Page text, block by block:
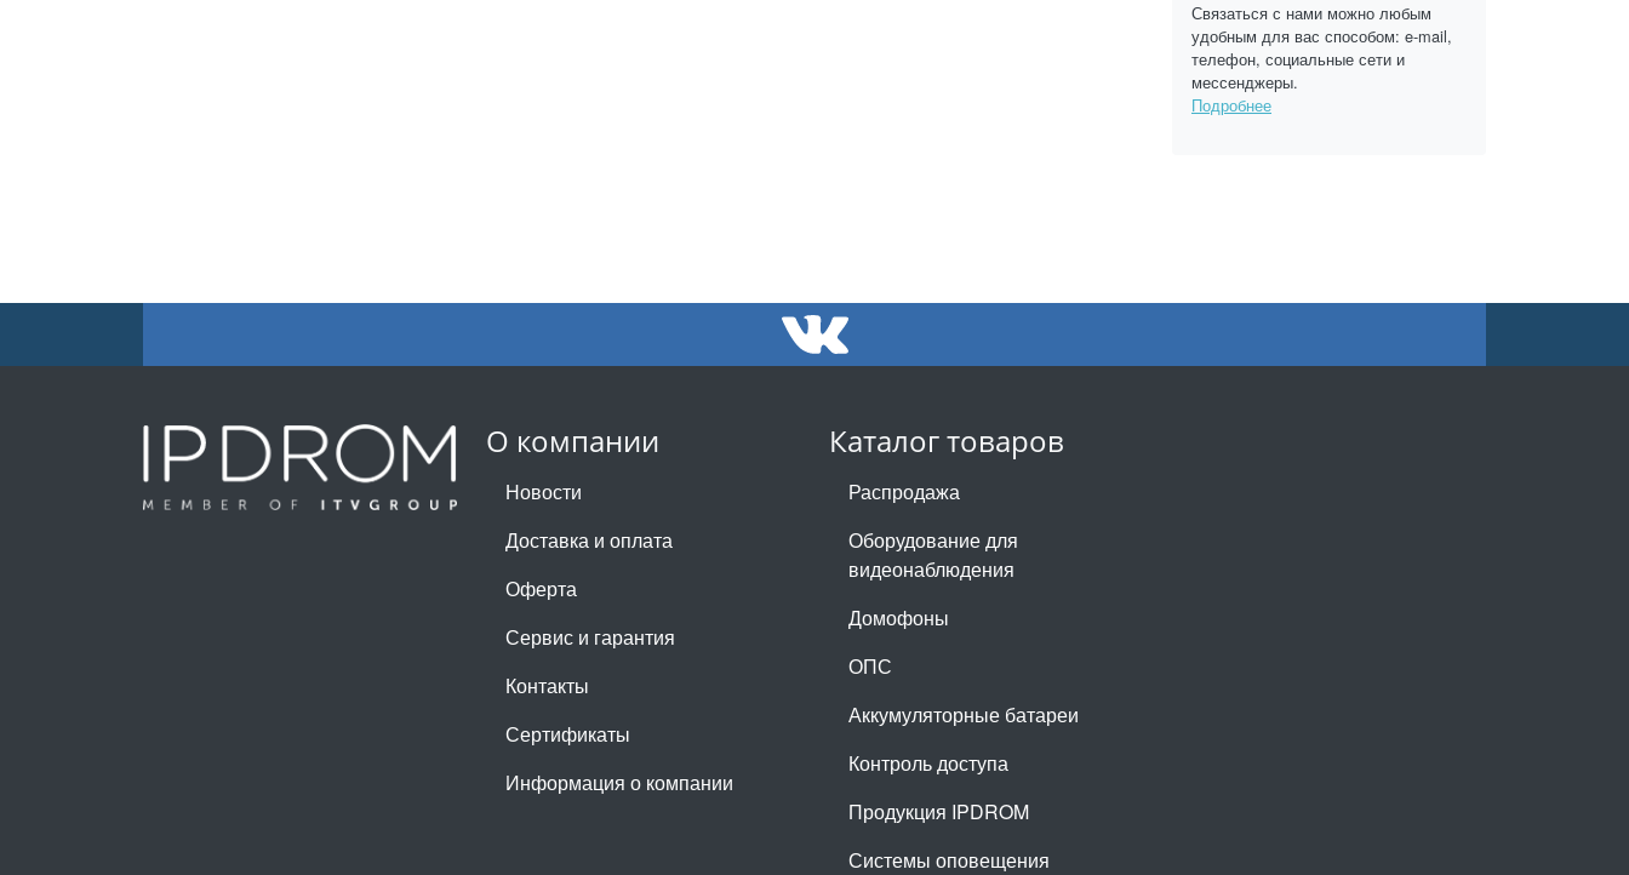
Связаться с нами можно любым
удобным для вас способом: e-mail,
телефон, социальные сети и
мессенджеры.
Подробнее
О компании
Новости
Доставка и оплата
Оферта
Сервис и гарантия
Контакты
Сертификаты
Информация о компании
Каталог товаров
Распродажа
Оборудование для
видеонаблюдения
Домофоны
ОПС
Аккумуляторные батареи
Контроль доступа
Продукция IPDROM
Системы оповещения